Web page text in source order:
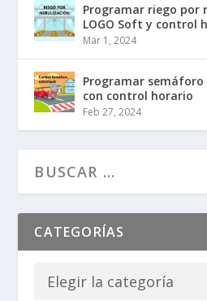
Programar riego por
LOGO Soft y control
Mar 1, 2024
Programar semáforo
con control horario
Feb 27, 2024
CATEGORÍAS